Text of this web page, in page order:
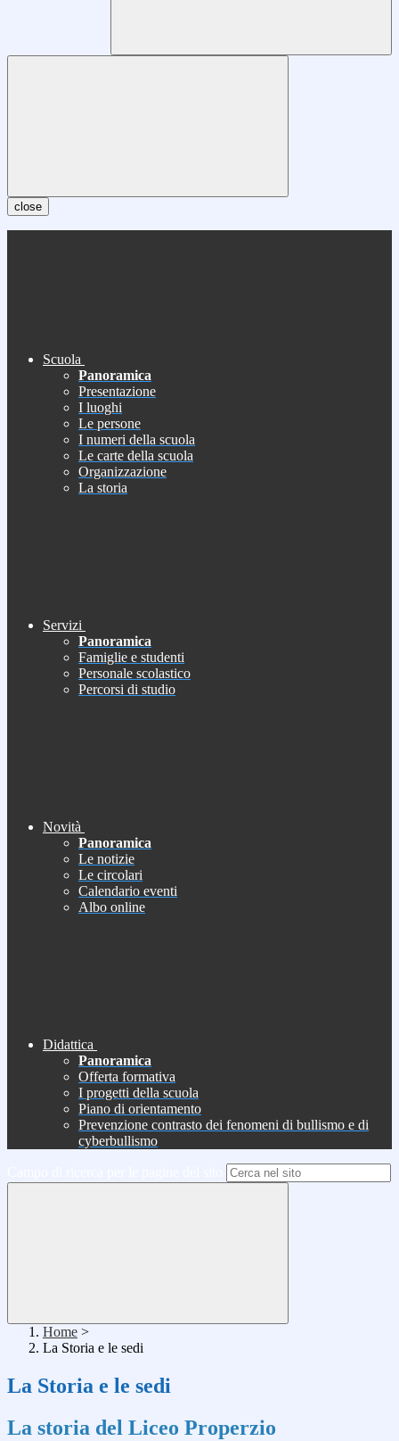
close
Scuola
Panoramica
Presentazione
I luoghi
Le persone
I numeri della scuola
Le carte della scuola
Organizzazione
La storia
Servizi
Panoramica
Famiglie e studenti
Personale scolastico
Percorsi di studio
Novità
Panoramica
Le notizie
Le circolari
Calendario eventi
Albo online
Didattica
Panoramica
Offerta formativa
I progetti della scuola
Piano di orientamento
Prevenzione contrasto dei fenomeni di bullismo e di
cyberbullismo
Home >
La Storia e le sedi
La Storia e le sedi
La storia del Liceo Properzio